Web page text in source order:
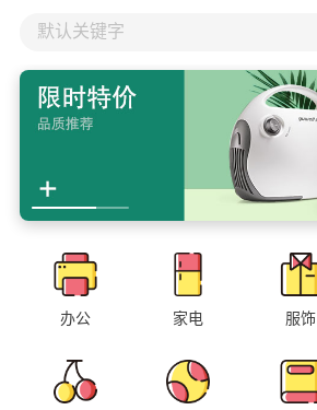
默认关键字
办公 家电 服饰